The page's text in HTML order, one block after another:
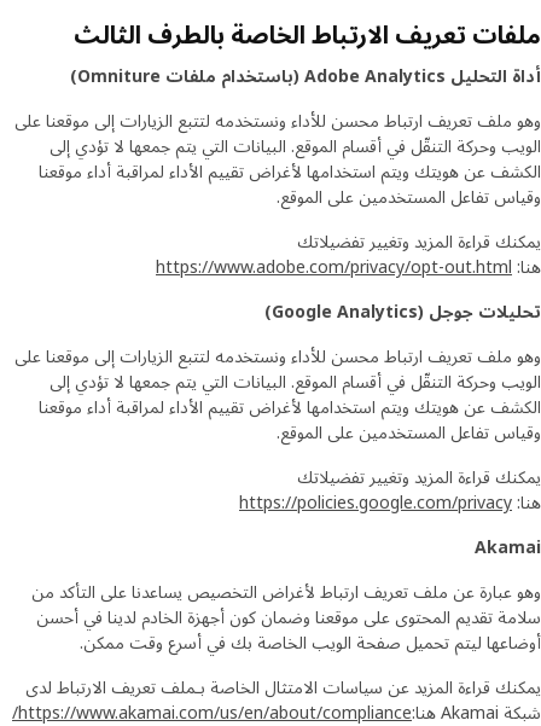
ملفات تعريف الارتباط الخاصة بالطرف الثالث
أداة التحليل Adobe Analytics (باستخدام ملفات Omniture)
وهو ملف تعريف ارتباط محسن للأداء ونستخدمه لتتبع الزيارات إلى موقعنا على
الويب وحركة التنقّل في أقسام الموقع. البيانات التي يتم جمعها لا تؤدي إلى
الكشف عن هويتك ويتم استخدامها لأغراض تقييم الأداء لمراقبة أداء موقعنا
وقياس تفاعل المستخدمين على الموقع.
يمكنك قراءة المزيد وتغيير تفضيلاتك
هنا: https://www.adobe.com/privacy/opt-out.html
تحليلات جوجل (Google Analytics)
وهو ملف تعريف ارتباط محسن للأداء ونستخدمه لتتبع الزيارات إلى موقعنا على
الويب وحركة التنقّل في أقسام الموقع. البيانات التي يتم جمعها لا تؤدي إلى
الكشف عن هويتك ويتم استخدامها لأغراض تقييم الأداء لمراقبة أداء موقعنا
وقياس تفاعل المستخدمين على الموقع.
يمكنك قراءة المزيد وتغيير تفضيلاتك
هنا: https://policies.google.com/privacy
Akamai
وهو عبارة عن ملف تعريف ارتباط لأغراض التخصيص يساعدنا على التأكد من
سلامة تقديم المحتوى على موقعنا وضمان كون أجهزة الخادم لدينا في أحسن
أوضاعها ليتم تحميل صفحة الويب الخاصة بك في أسرع وقت ممكن.
يمكنك قراءة المزيد عن سياسات الامتثال الخاصة بـملف تعريف الارتباط لدى
شبكة Akamai هنا:
https://www.akamai.com/us/en/about/compliance/